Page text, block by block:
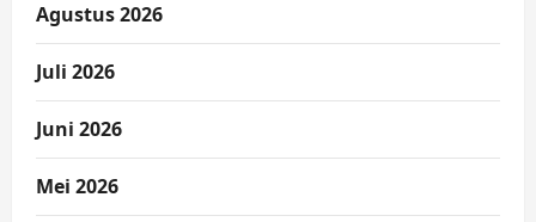
Agustus 2026
Juli 2026
Juni 2026
Mei 2026